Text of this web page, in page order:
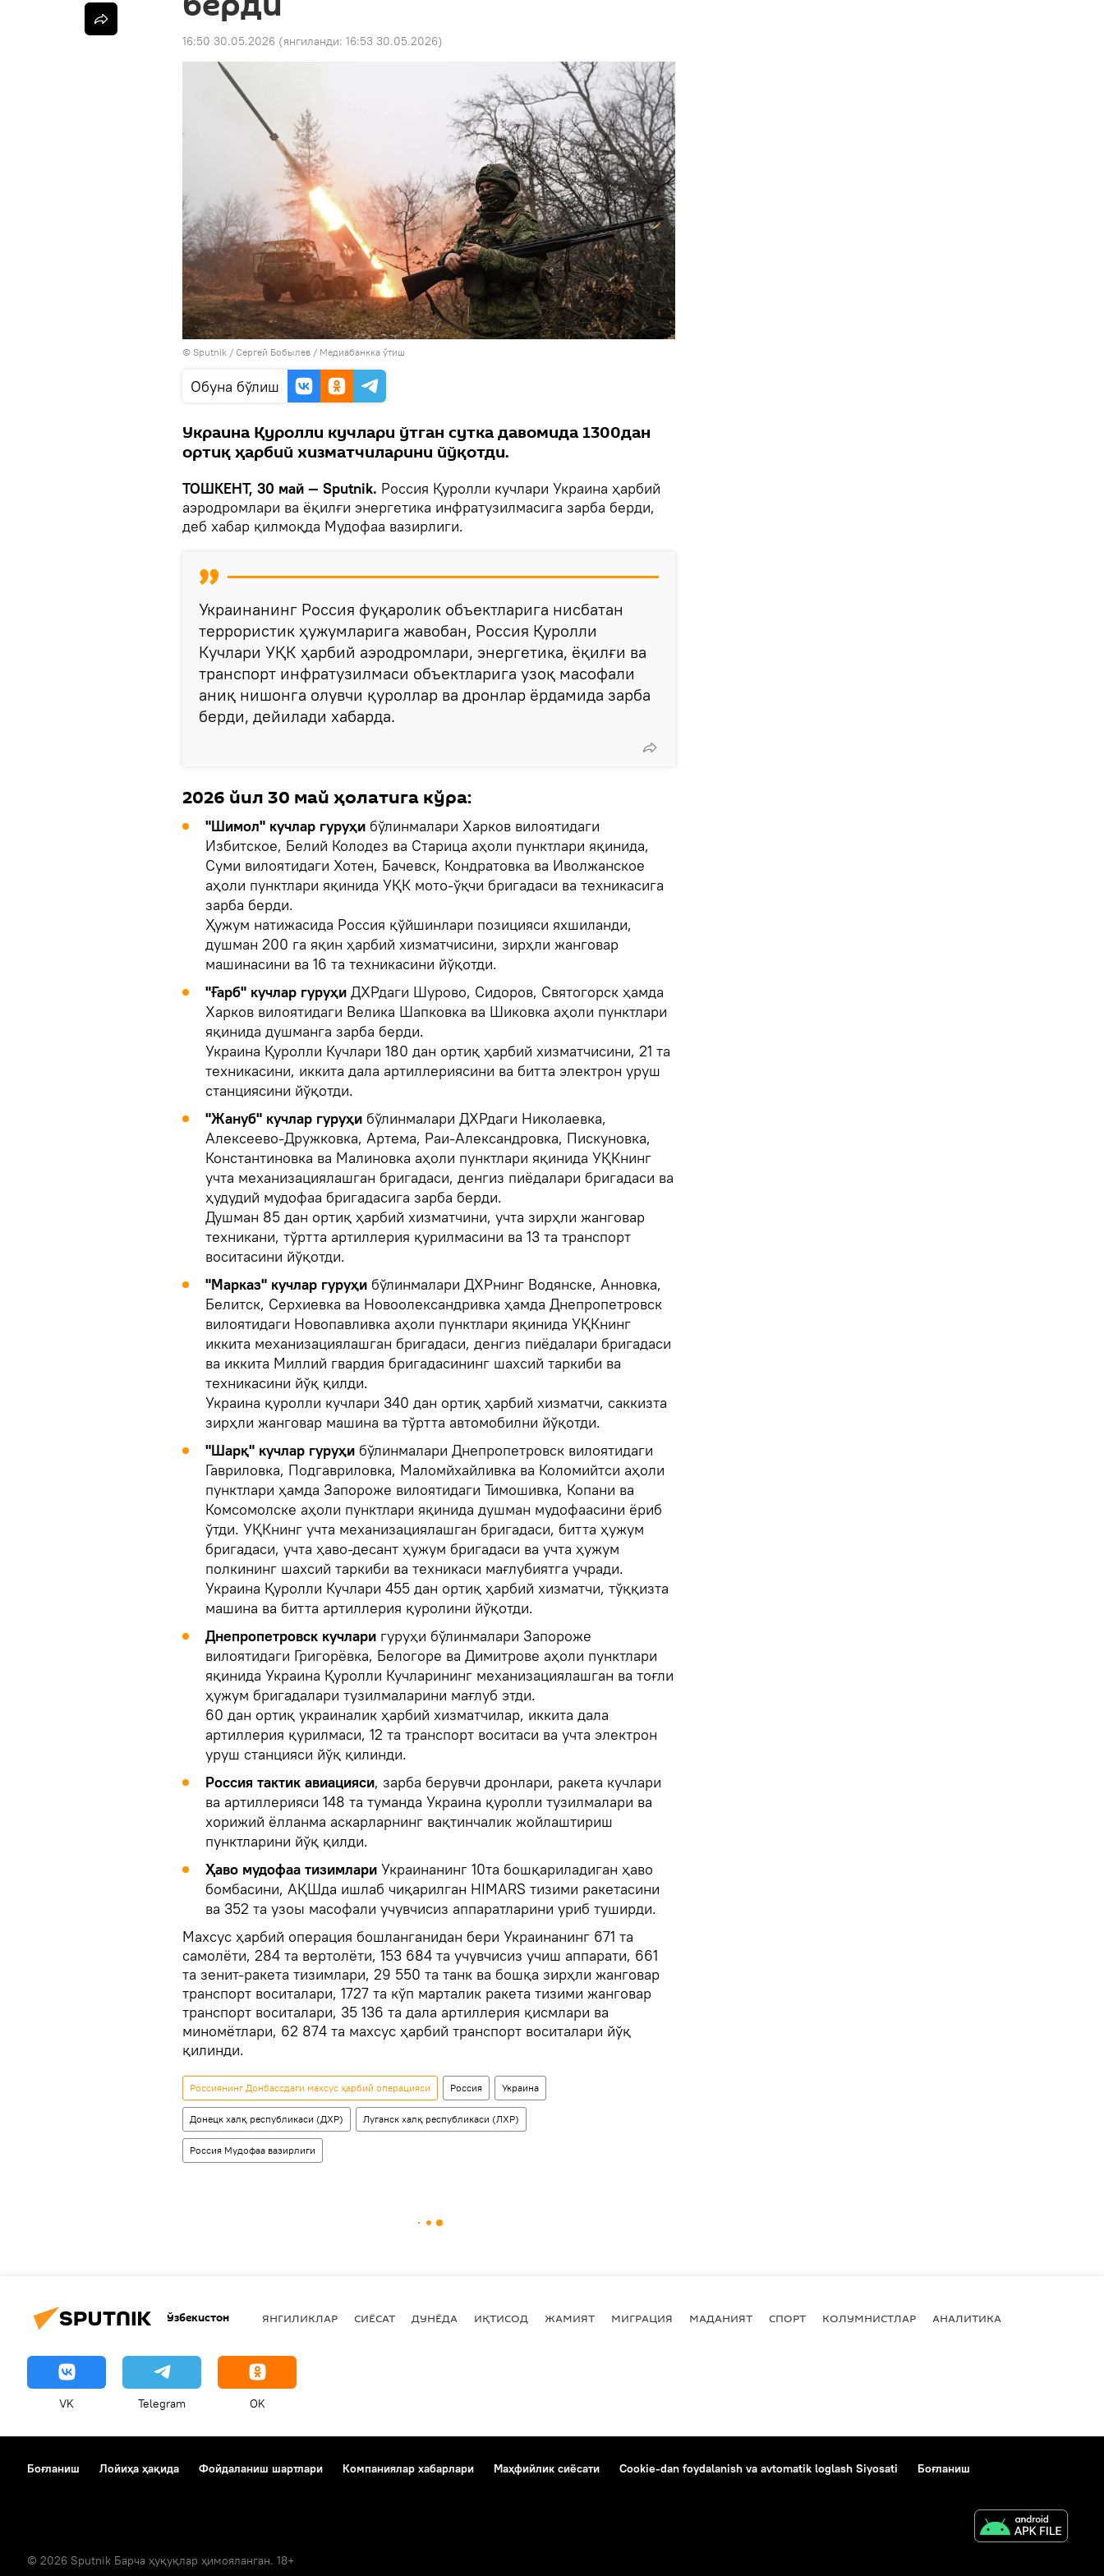
16:50 30.05.2026 (янгиланди: 16:53 30.05.2026)
© Sputnik / Сергей Бобылев / Медиабанкка ўтиш
Oбуна бўлиш
Украина Қуролли кучлари ўтган сутка давомида 1300дан
ортиқ ҳарбий хизматчиларини йўқотди.
ТОШКЕНТ, 30 май — Sputnik. Россия Қуролли кучлари Украина ҳарбий
аэродромлари ва ёқилғи энергетика инфратузилмасига зарба берди,
деб хабар қилмоқда Мудофаа вазирлиги.
Украинанинг Россия фуқаролик объектларига нисбатан
террористик ҳужумларига жавобан, Россия Қуролли
Кучлари УҚК ҳарбий аэродромлари, энергетика, ёқилғи ва
транспорт инфратузилмаси объектларига узоқ масофали
аниқ нишонга олувчи қуроллар ва дронлар ёрдамида зарба
берди, дейилади хабарда.
2026 йил 30 май ҳолатига кўра:
"Шимол" кучлар гуруҳи бўлинмалари Харков вилоятидаги
Избитское, Белий Колодез ва Старица аҳоли пунктлари яқинида,
Суми вилоятидаги Хотен, Бачевск, Кондратовка ва Иволжанское
аҳоли пунктлари яқинида УҚК мото-ўқчи бригадаси ва техникасига
зарба берди.
Ҳужум натижасида Россия қўйшинлари позицияси яхшиланди,
душман 200 га яқин ҳарбий хизматчисини, зирҳли жанговар
машинасини ва 16 та техникасини йўқотди.
"Ғарб" кучлар гуруҳи ДХРдаги Шурово, Сидоров, Святогорск ҳамда
Харков вилоятидаги Велика Шапковка ва Шиковка аҳоли пунктлари
яқинида душманга зарба берди.
Украина Қуролли Кучлари 180 дан ортиқ ҳарбий хизматчисини, 21 та
техникасини, иккита дала артиллериясини ва битта электрон уруш
станциясини йўқотди.
"Жануб" кучлар гуруҳи бўлинмалари ДХРдаги Николаевка,
Алексеево-Дружковка, Артема, Раи-Александровка, Пискуновка,
Константиновка ва Малиновка аҳоли пунктлари яқинида УҚКнинг
учта механизациялашган бригадаси, денгиз пиёдалари бригадаси ва
ҳудудий мудофаа бригадасига зарба берди.
Душман 85 дан ортиқ ҳарбий хизматчини, учта зирҳли жанговар
техникани, тўртта артиллерия қурилмасини ва 13 та транспорт
воситасини йўқотди.
"Марказ" кучлар гуруҳи бўлинмалари ДХРнинг Водянске, Анновка,
Белитск, Серхиевка ва Новоолександривка ҳамда Днепропетровск
вилоятидаги Новопавливка аҳоли пунктлари яқинида УҚКнинг
иккита механизациялашган бригадаси, денгиз пиёдалари бригадаси
ва иккита Миллий гвардия бригадасининг шахсий таркиби ва
техникасини йўқ қилди.
Украина қуролли кучлари 340 дан ортиқ ҳарбий хизматчи, саккизта
зирҳли жанговар машина ва тўртта автомобилни йўқотди.
"Шарқ" кучлар гуруҳи бўлинмалари Днепропетровск вилоятидаги
Гавриловка, Подгавриловка, Маломйхайливка ва Коломийтси аҳоли
пунктлари ҳамда Запороже вилоятидаги Тимошивка, Копани ва
Комсомолске аҳоли пунктлари яқинида душман мудофаасини ёриб
ўтди. УҚКнинг учта механизациялашган бригадаси, битта ҳужум
бригадаси, учта ҳаво-десант ҳужум бригадаси ва учта ҳужум
полкининг шахсий таркиби ва техникаси мағлубиятга учради.
Украина Қуролли Кучлари 455 дан ортиқ ҳарбий хизматчи, тўққизта
машина ва битта артиллерия қуролини йўқотди.
Днепропетровск кучлари гуруҳи бўлинмалари Запороже
вилоятидаги Григорёвка, Белогоре ва Димитрове аҳоли пунктлари
яқинида Украина Қуролли Кучларининг механизациялашган ва тоғли
ҳужум бригадалари тузилмаларини мағлуб этди.
60 дан ортиқ украиналик ҳарбий хизматчилар, иккита дала
артиллерия қурилмаси, 12 та транспорт воситаси ва учта электрон
уруш станцияси йўқ қилинди.
Россия тактик авиацияси, зарба берувчи дронлари, ракета кучлари
ва артиллерияси 148 та туманда Украина қуролли тузилмалари ва
хорижий ёлланма аскарларнинг вақтинчалик жойлаштириш
пунктларини йўқ қилди.
Ҳаво мудофаа тизимлари Украинанинг 10та бошқариладиган ҳаво
бомбасини, АҚШда ишлаб чиқарилган HIMARS тизими ракетасини
ва 352 та узоы масофали учувчисиз аппаратларини уриб туширди.
Махсус ҳарбий операция бошланганидан бери Украинанинг 671 та
самолёти, 284 та вертолёти, 153 684 та учувчисиз учиш аппарати, 661
та зенит-ракета тизимлари, 29 550 та танк ва бошқа зирҳли жанговар
транспорт воситалари, 1727 та кўп марталик ракета тизими жанговар
транспорт воситалари, 35 136 та дала артиллерия қисмлари ва
миномётлари, 62 874 та махсус ҳарбий транспорт воситалари йўқ
қилинди.
Россиянинг Донбассдаги махсус ҳарбий операцияси Россия Украина
Донецк халқ республикаси (ДХР) Луганск халқ республикаси (ЛХР)
Россия Мудофаа вазирлиги
Ўзбекистон ЯНГИЛИКЛАР СИЁСАТ ДУНЁДА ИҚТИСОД ЖАМИЯТ МИГРАЦИЯ МАДАНИЯТ СПОРТ КОЛУМНИСТЛАР АНАЛИТИКА
VK Telegram OK
Боғланиш Лойиҳа ҳақида Фойдаланиш шартлари Компаниялар хабарлари Маҳфийлик сиёсати Cookie-dan foydalanish va avtomatik loglash Siyosati Боғланиш
© 2026 Sputnik Барча ҳуқуқлар ҳимояланган. 18+